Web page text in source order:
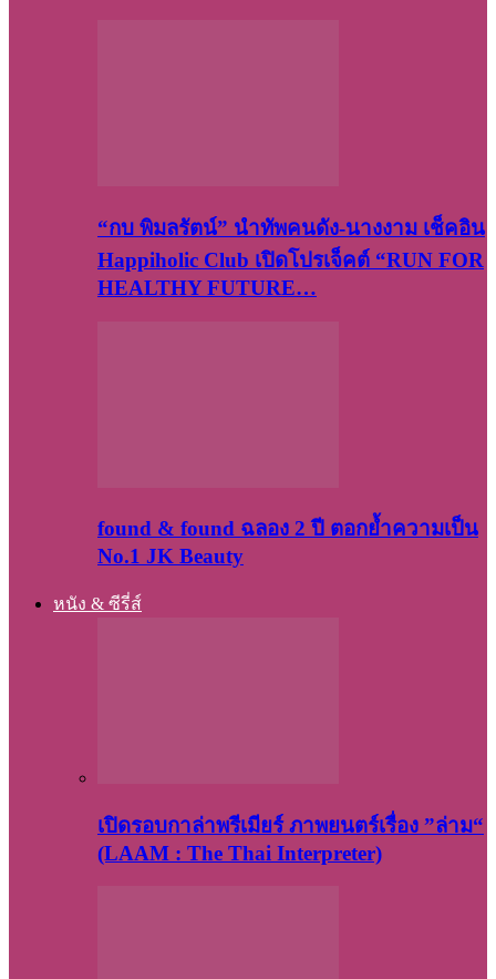
“กบ พิมลรัตน์” นำทัพคนดัง-นางงาม เช็คอิน
Happiholic Club เปิดโปรเจ็คต์ “RUN FOR
HEALTHY FUTURE…
found & found ฉลอง 2 ปี ตอกย้ำความเป็น
No.1 JK Beauty
หนัง & ซีรี่ส์
เปิดรอบกาล่าพรีเมียร์ ภาพยนตร์เรื่อง ”ล่าม“
(LAAM : The Thai Interpreter)